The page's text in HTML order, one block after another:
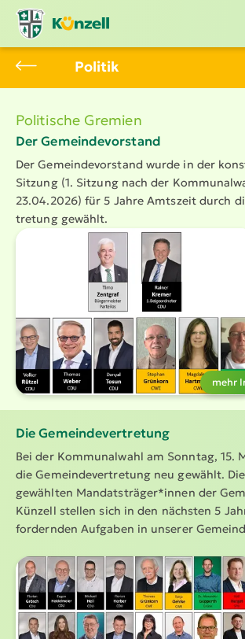
Politik
Politische Gremien
Der Gemein­de­vor­stand
Der Gemein­de­vor­stand wurde in der
Sitzung (1. Sitzung nach der
23.04.2026) für 5 Jahre Amtszeit durch
tretung gewählt.
mehr
Die Gemein­de­ver­tretung
Bei der Kommu­nalwahl am Sonntag, 15.
die Gemein­de­ver­tretung neu gewählt.
gewählten Mandats­träger*innen der
Künzell stellen sich in den nächsten 5
for­dernden Aufgaben in unserer